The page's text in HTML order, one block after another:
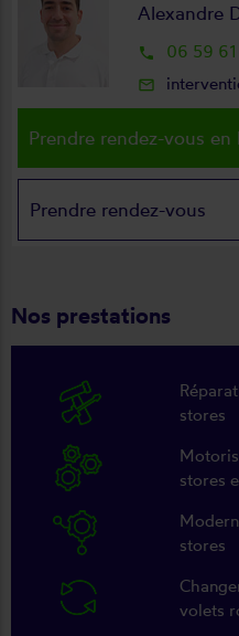
Alexandre
local_phone 06 59
mail_outline
Prendre rendez-vous en
Prendre rendez-vous
Nos prestations
stores
stores
stores
volets